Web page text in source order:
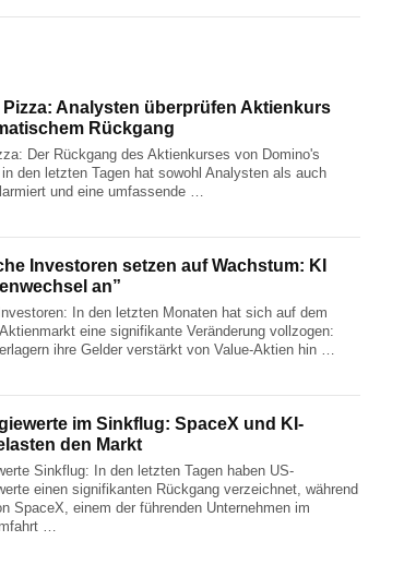
Pizza: Analysten überprüfen Aktienkurs
Rückgang
Der Rückgang des Aktienkurses von Domino's
den letzten Tagen hat sowohl Analysten als auch
und eine umfassende …
Investoren setzen auf Wachstum: KI
an”
In den letzten Monaten hat sich auf dem
eine signifikante Veränderung vollzogen:
ihre Gelder verstärkt von Value-Aktien hin …
im Sinkflug: SpaceX und KI-
den Markt
Sinkflug: In den letzten Tagen haben US-
einen signifikanten Rückgang verzeichnet, während
SpaceX, einem der führenden Unternehmen im
…